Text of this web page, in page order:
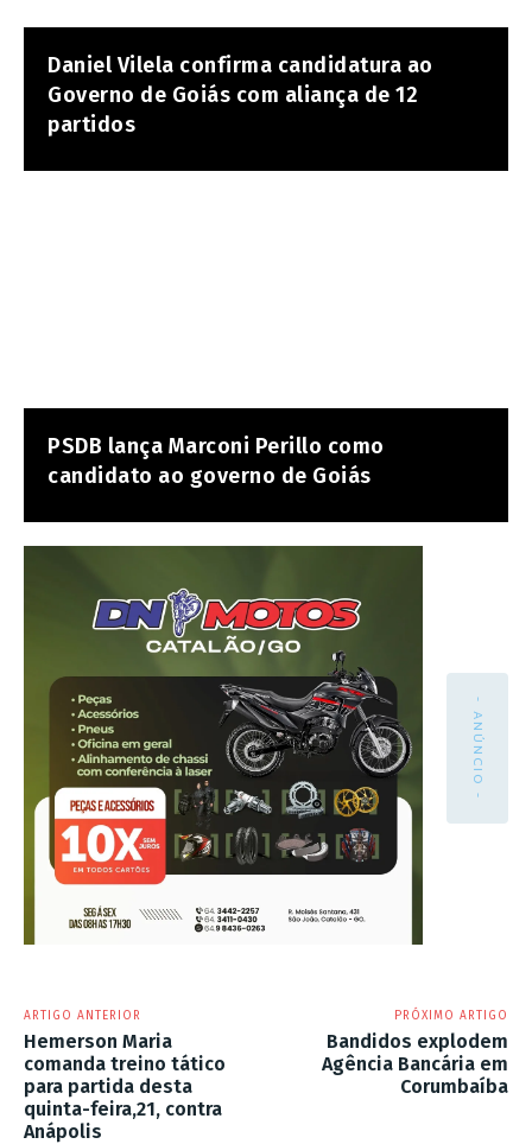
Daniel Vilela confirma candidatura ao
Governo de Goiás com aliança de 12
partidos
PSDB lança Marconi Perillo como
candidato ao governo de Goiás
- ANÚNCIO -
ARTIGO ANTERIOR
Hemerson Maria
comanda treino tático
para partida desta
quinta-feira,21, contra
Anápolis
PRÓXIMO ARTIGO
Bandidos explodem
Agência Bancária em
Corumbaíba